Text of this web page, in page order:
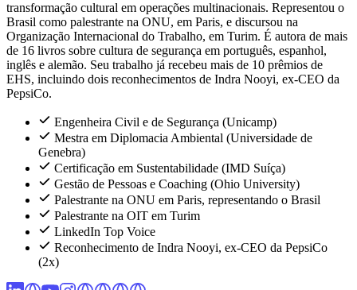
transformação cultural em operações multinacionais. Representou o
Brasil como palestrante na ONU, em Paris, e discursou na
Organização Internacional do Trabalho, em Turim. É autora de mais
de 16 livros sobre cultura de segurança em português, espanhol,
inglês e alemão. Seu trabalho já recebeu mais de 10 prêmios de
EHS, incluindo dois reconhecimentos de Indra Nooyi, ex-CEO da
PepsiCo.
Engenheira Civil e de Segurança (Unicamp)
Mestra em Diplomacia Ambiental (Universidade de
Genebra)
Certificação em Sustentabilidade (IMD Suíça)
Gestão de Pessoas e Coaching (Ohio University)
Palestrante na ONU em Paris, representando o Brasil
Palestrante na OIT em Turim
LinkedIn Top Voice
Reconhecimento de Indra Nooyi, ex-CEO da PepsiCo
(2x)